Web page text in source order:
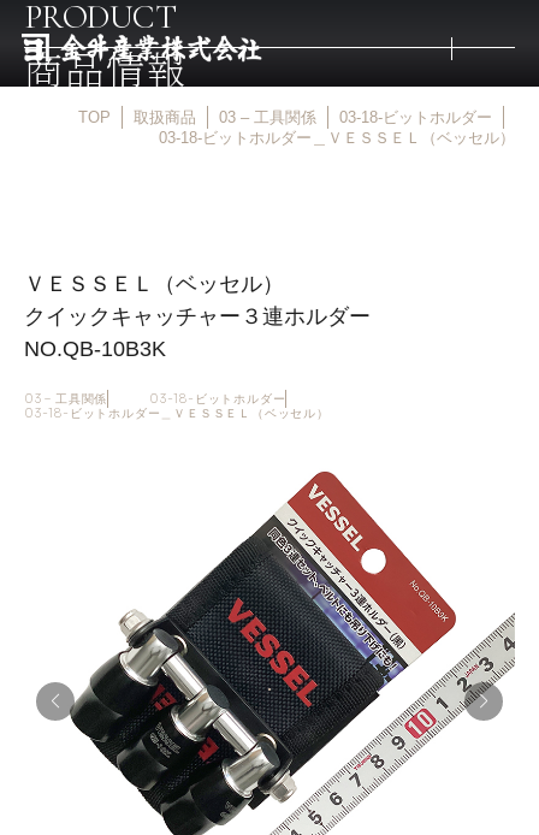
取扱メーカー
金井産業の強み
採用情報
PRODUCT
商品情報
TOP 取扱商品 03 – 工具関係
03-18-ビットホルダー
03-18-ビットホルダー＿ＶＥＳＳＥＬ（ベッセル）
ＶＥＳＳＥＬ（ベッセル）
クイックキャッチャー３連ホルダー
NO.QB-10B3K
03 – 工具関係
03-18-ビットホルダー
03-18-ビットホルダー＿ＶＥＳＳＥＬ（ベッセル）